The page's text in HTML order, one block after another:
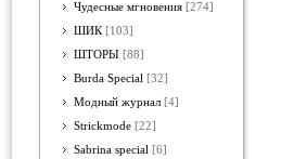
Чудесные мгновения [274]
ШИК [103]
ШТОРЫ [88]
Burda Special [32]
Модный журнал [4]
Strickmode [22]
Sabrina special [6]